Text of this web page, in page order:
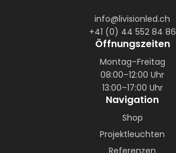
info@livisionled.ch
+41 (0) 44 552 84 86
Öffnungszeiten
Montag–Freitag
08:00–12:00 Uhr
13:00–17:00 Uhr
Navigation
Shop
Projektleuchten